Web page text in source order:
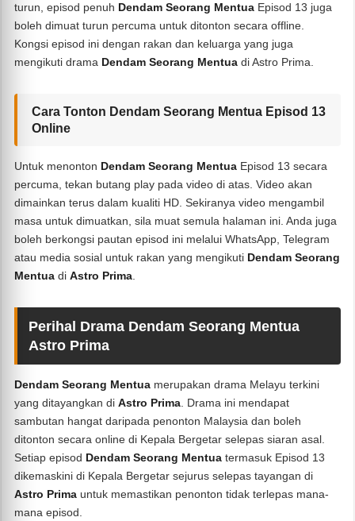
turun, episod penuh Dendam Seorang Mentua Episod 13 juga
boleh dimuat turun percuma untuk ditonton secara offline.
Kongsi episod ini dengan rakan dan keluarga yang juga
mengikuti drama Dendam Seorang Mentua di Astro Prima.
Cara Tonton Dendam Seorang Mentua Episod 13
Online
Untuk menonton Dendam Seorang Mentua Episod 13 secara
percuma, tekan butang play pada video di atas. Video akan
dimainkan terus dalam kualiti HD. Sekiranya video mengambil
masa untuk dimuatkan, sila muat semula halaman ini. Anda juga
boleh berkongsi pautan episod ini melalui WhatsApp, Telegram
atau media sosial untuk rakan yang mengikuti Dendam Seorang
Mentua diAstro Prima
Perihal Drama Dendam Seorang Mentua
Astro Prima
Dendam Seorang Mentua merupakan drama Melayu terkini
yang ditayangkan diAstro Prima . Drama ini mendapat
sambutan hangat daripada penonton Malaysia dan boleh
ditonton secara online di Kepala Bergetar selepas siaran asal.
Setiap episod Dendam Seorang Mentua termasuk Episod 13
dikemaskini di Kepala Bergetar sejurus selepas tayangan di
Astro Prima untuk memastikan penonton tidak terlepas mana-
mana episod.